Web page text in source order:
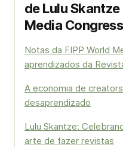
de Lulu
Media Congress
Notas da FIPP World
aprendizados da
A economia de
desaprendizado
Lulu Skantze:
arte de fazer revistas